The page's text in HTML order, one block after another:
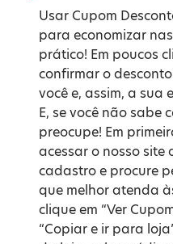
Usar Cupom
para economizar
prático! Em poucos
confirmar o
você e, assim, a sua
E, se você não sabe
preocupe! Em
acessar o nosso site
cadastro e procure
que melhor atenda
clique em “Ver
“Copiar e ir para